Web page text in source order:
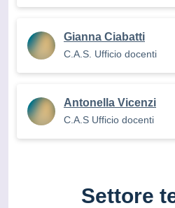
Gianna Ciabatti
C.A.S. Ufficio docenti
Antonella Vicenzi
C.A.S Ufficio docenti
Settore